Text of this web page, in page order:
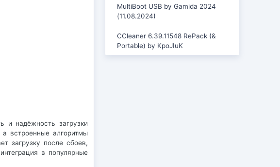
и надёжность загрузки
встроенные алгоритмы
загрузку после сбоев,
в популярные
MultiBoot USB by Gamida 2024
(11.08.2024)
CCleaner 6.39.11548 RePack (&
Portable) by KpoJIuK